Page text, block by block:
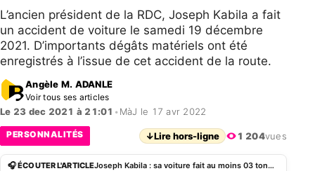
L’ancien président de la RDC, Joseph Kabila a fait
un accident de voiture le samedi 19 décembre
2021. D’importants dégâts matériels ont été
enregistrés à l’issue de cet accident de la route.
Angèle M. ADANLE
Voir tous ses articles
Le 23 dec 2021 à 21:01 • MàJ le 17 avr 2022
PERSONNALITÉS ↓Lire hors-ligne 1 204vues
🎧 ÉCOUTER L'ARTICLE Joseph Kabila : sa voiture fait au moins 03 tonneaux dans un grave accident